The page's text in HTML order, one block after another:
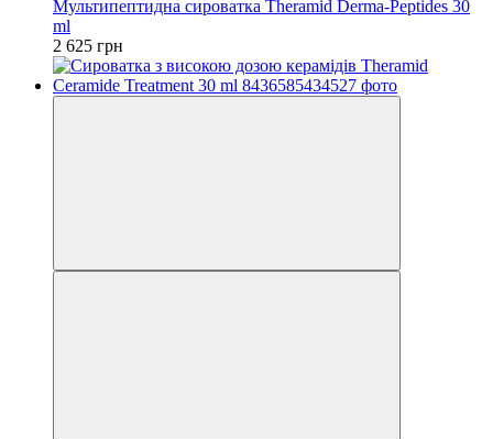
Мультипептидна сироватка Theramid Derma-Peptides 30
ml
2 625 грн